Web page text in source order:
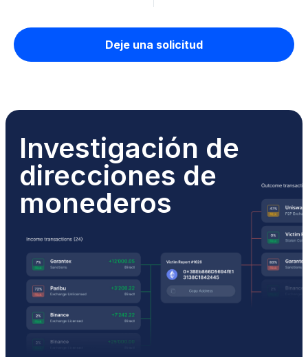
Deje una solicitud
Investigación de
direcciones de
monederos